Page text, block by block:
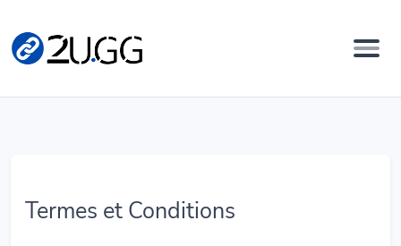
Termes et Conditions